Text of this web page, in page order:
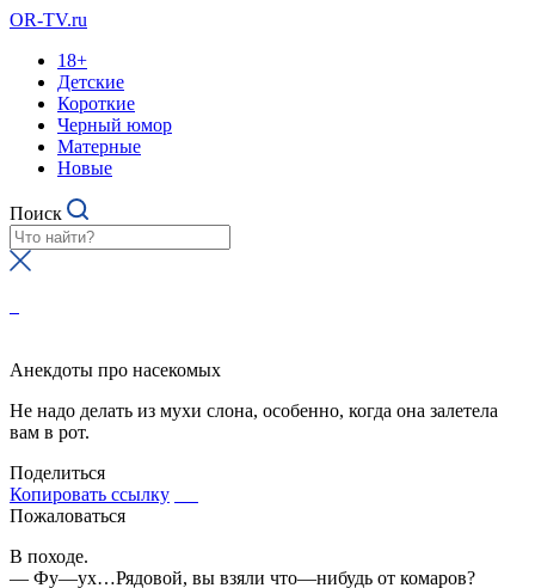
OR-TV.ru
18+
Детские
Короткие
Черный юмор
Матерные
Новые
Поиск
Анекдоты про насекомых
Не надо делать из мухи слона, особенно, когда она залетела
вам в рот.
Поделиться
Копировать ссылку
Пожаловаться
В походе.
— Фу—ух…Рядовой, вы взяли что—нибудь от комаров?